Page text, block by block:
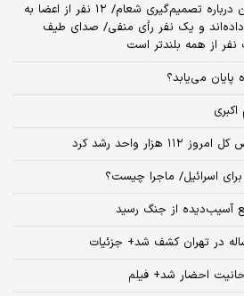
اظهارات جدید معاون پزشکیان درباره تصمیم‌گیری شعام/ ۱۲ نفر از اعضا به
و یک نفر رأی منفی/ صدای طیف
از همه بلندتر است
می‌یابد؟
واحد رشد کرد
اسرائیل/ ماجرا چیست؟
آسیب‌دیده از جنگ رسید
احضار شد+ فیلم